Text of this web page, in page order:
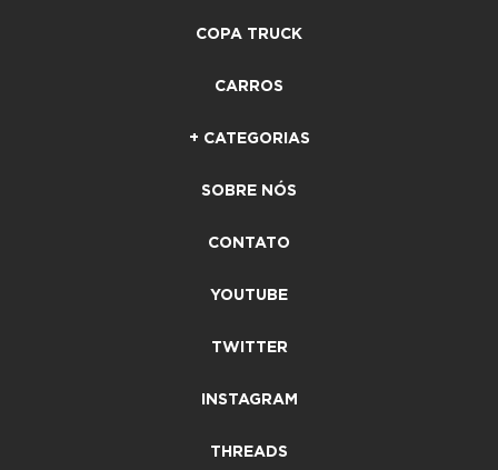
COPA TRUCK
CARROS
+ CATEGORIAS
SOBRE NÓS
CONTATO
YOUTUBE
TWITTER
INSTAGRAM
THREADS